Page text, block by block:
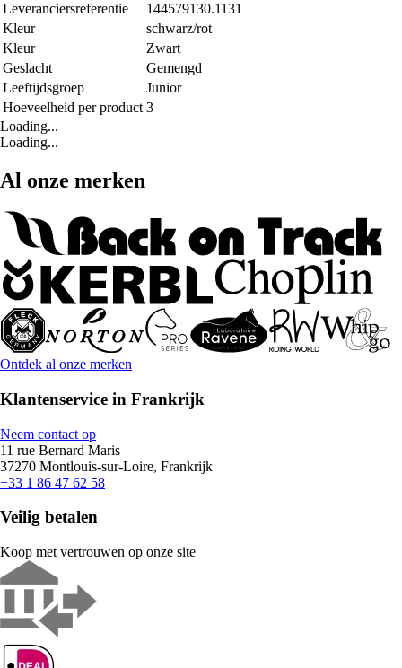
Leveranciersreferentie
144579130.1131
Kleur
schwarz/rot
Kleur
Zwart
Geslacht
Gemengd
Leeftijdsgroep
Junior
Hoeveelheid per product 3
Loading...
Loading...
Al onze merken
Ontdek al onze merken
Klantenservice in Frankrijk
Neem contact op
11 rue Bernard Maris
37270 Montlouis-sur-Loire, Frankrijk
+33 1 86 47 62 58
Veilig betalen
Koop met vertrouwen op onze site